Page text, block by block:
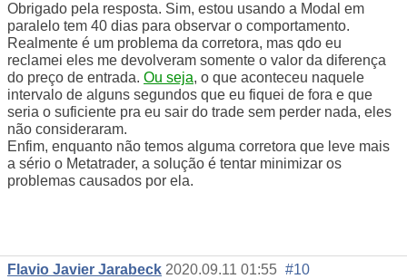
Obrigado pela resposta. Sim, estou usando a Modal em
paralelo tem 40 dias para observar o comportamento.
Realmente é um problema da corretora, mas qdo eu
reclamei eles me devolveram somente o valor da diferença
do preço de entrada. Ou seja, o que aconteceu naquele
intervalo de alguns segundos que eu fiquei de fora e que
seria o suficiente pra eu sair do trade sem perder nada, eles
não consideraram.
Enfim, enquanto não temos alguma corretora que leve mais
a sério o Metatrader, a solução é tentar minimizar os
problemas causados por ela.
Flavio Javier Jarabeck 2020.09.11 01:55 #10